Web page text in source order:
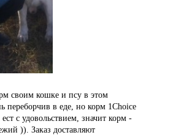
своим кошке и псу в этом
переборчив в еде, но корм 1Choice
ест с удовольствием, значит корм -
)). Заказ доставляют